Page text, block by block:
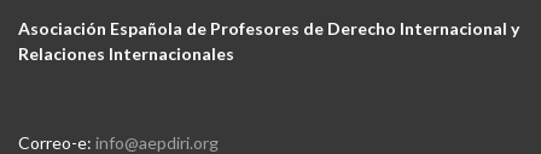
Asociación Española de Profesores de Derecho Internacional y
Relaciones Internacionales
Correo-e: info@aepdiri.org